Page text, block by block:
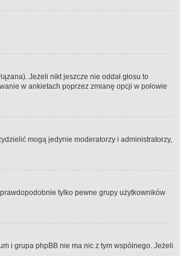
Jeżeli nikt jeszcze nie oddał głosu to
w ankietach poprzez zmianę opcji w połowie
mogą jedynie moderatorzy i administratorzy,
tylko pewne grupy użytkowników
i grupa phpBB nie ma nic z tym wspólnego. Jeżeli